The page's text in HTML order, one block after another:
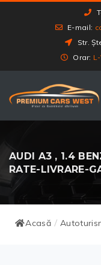
E-mail:
Str.
Orar:
AUDI A3 , 1.4
RATE-LIVRARE-
Acasă /